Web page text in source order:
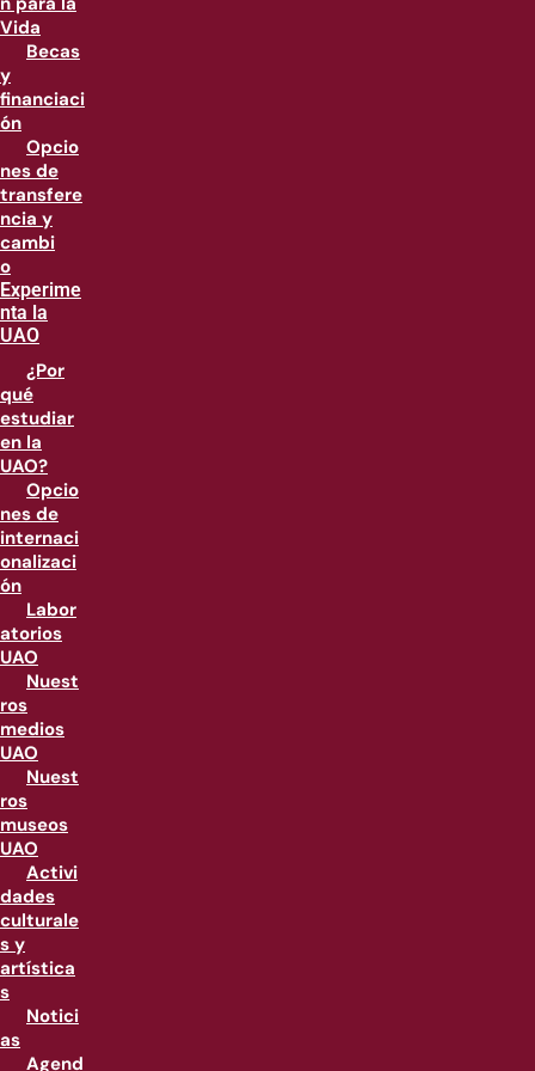
Vida
Becas
y
financiaci
ón
Opcio
nes de
transfere
ncia y
cambi
o
Experime
nta la
UAO
¿Por
qué
estudiar
en la
UAO?
Opcio
nes de
internaci
onalizaci
ón
Labor
atorios
UAO
Nuest
ros
medios
UAO
Nuest
ros
museos
UAO
Activi
dades
culturale
s y
artística
s
Notici
as
Agend